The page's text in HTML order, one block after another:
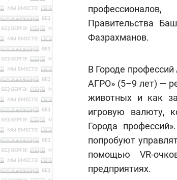
Правительства
Фазрахманов.
В Городе
АГРО» (5–9 лет) —
животных и как
игровую валюту,
Города
попробуют
помощью VR-
предприятиях.